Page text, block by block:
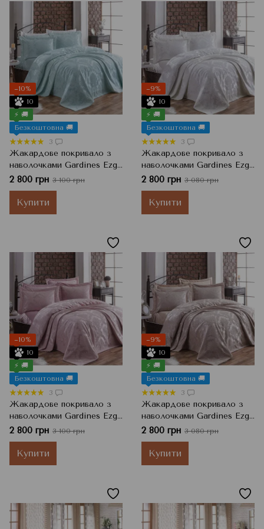
−10%
10
⚡ 🚚
Безкоштовна 🚚
3
Жакардове покривало з
наволочками Gardines Ezgi,
Mint М'ятний, 240x260 см,
Євро
2 800 грн 3 100 грн
Купити
−9%
10
⚡ 🚚
Безкоштовна 🚚
3
Жакардове покривало з
наволочками Gardines Ezgi,
Krem Кремовий, 240x260
см, Євро
2 800 грн 3 080 грн
Купити
−10%
10
⚡ 🚚
Безкоштовна 🚚
3
Жакардове покривало з
наволочками Gardines Ezgi,
Pudra Пудра, 240x260 см,
Євро
2 800 грн 3 100 грн
Купити
−9%
10
⚡ 🚚
Безкоштовна 🚚
3
Жакардове покривало з
наволочками Gardines Ezgi,
Bej Бежевий, 240x260 см,
Євро
2 800 грн 3 080 грн
Купити